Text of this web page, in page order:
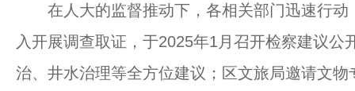
在人大的监督推动下，各相关部门迅速行动
入开展调查取证，于2025年1月召开检察建议
治、井水治理等全方位建议；区文旅局邀请文物